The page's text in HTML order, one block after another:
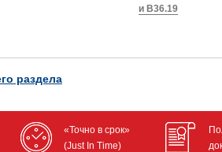
и B36.19
раздела
«Точно в срок»
(Just In Time)